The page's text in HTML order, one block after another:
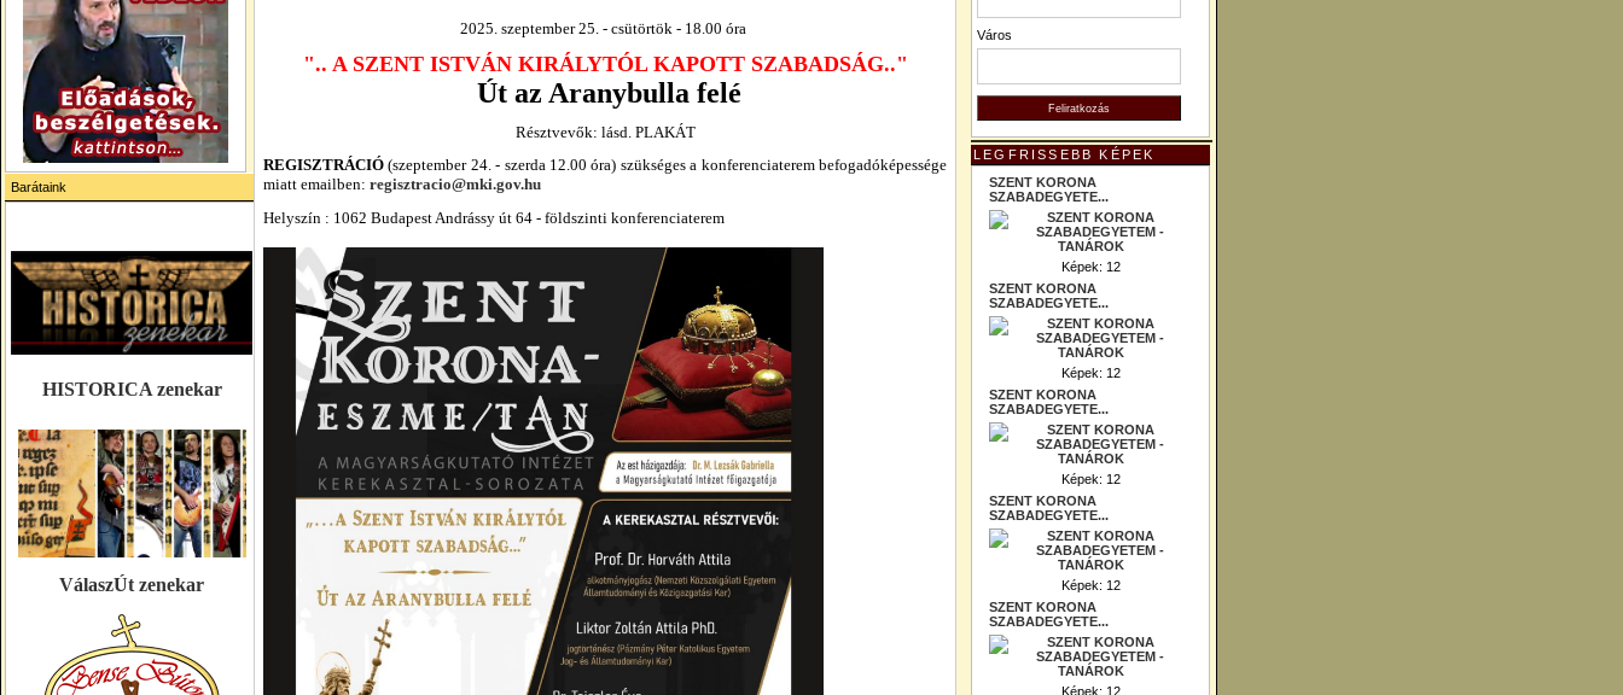
Barátaink
HISTORICA zenekar
VálaszÚt zenekar
2025. szeptember 25. - csütörtök - 18.00 óra
".. A SZENT ISTVÁN KIRÁLYTÓL KAPOTT SZABADSÁG.."
Út az Aranybulla felé
Résztvevők: lásd. PLAKÁT
REGISZTRÁCIÓ (szeptember 24. - szerda 12.00 óra) szükséges a konferenciaterem befogadóképessége
miatt emailben: regisztracio@mki.gov.hu
Helyszín : 1062 Budapest Andrássy út 64 - földszinti konferenciaterem
Város
LEGFRISSEBB KÉPEK
SZENT KORONA
SZABADEGYETE...
Képek: 12
SZENT KORONA
SZABADEGYETE...
Képek: 12
SZENT KORONA
SZABADEGYETE...
Képek: 12
SZENT KORONA
SZABADEGYETE...
Képek: 12
SZENT KORONA
SZABADEGYETE...
Képek: 12